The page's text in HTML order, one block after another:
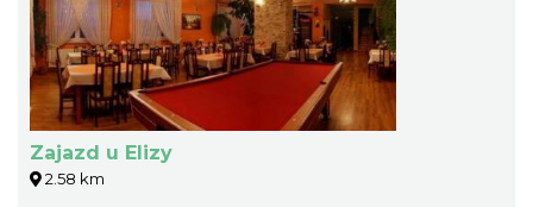
Zajazd u Elizy
2.58 km